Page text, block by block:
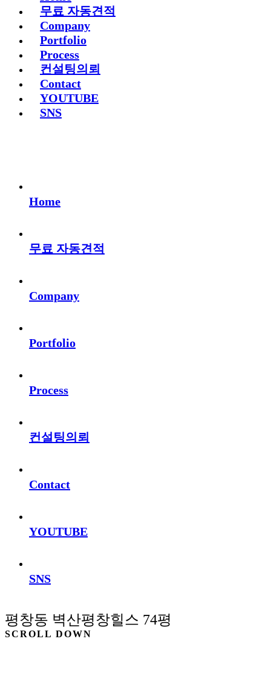
무료 자동견적
Company
Portfolio
Process
컨설팅의뢰
Contact
YOUTUBE
SNS
Home
무료 자동견적
Company
Portfolio
Process
컨설팅의뢰
Contact
YOUTUBE
SNS
평창동 벽산평창힐스 74평
SCROLL DOWN